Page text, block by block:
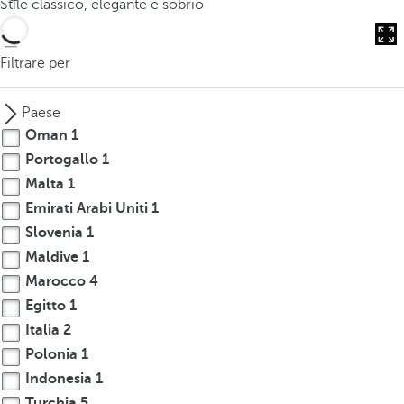
o
u
c
n
p
r
s
s
t
h
e
d
o
w
a
Stile classico, elegante e sobrio
Filtrare per
Paese
Oman 1
Portogallo 1
Malta 1
Emirati Arabi Uniti 1
Slovenia 1
Maldive 1
Marocco 4
Egitto 1
Italia 2
Polonia 1
Indonesia 1